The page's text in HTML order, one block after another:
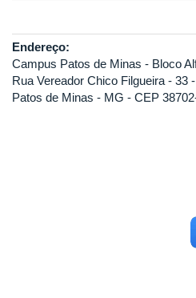
Endereço:
Campus Patos de Minas - Bloco
Rua Vereador Chico Filgueira - 33
Patos de Minas - MG - CEP